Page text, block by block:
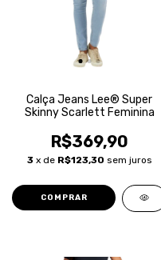
Calça Jeans Lee® Super
Skinny Scarlett Feminina
R$369,90
3 x de R$123,30 sem juros
COMPRAR